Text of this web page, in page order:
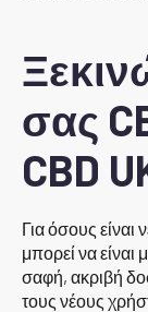
σας
CBD
Για όσους είναι
μπορεί να είναι
σαφή, ακριβή
τους νέους